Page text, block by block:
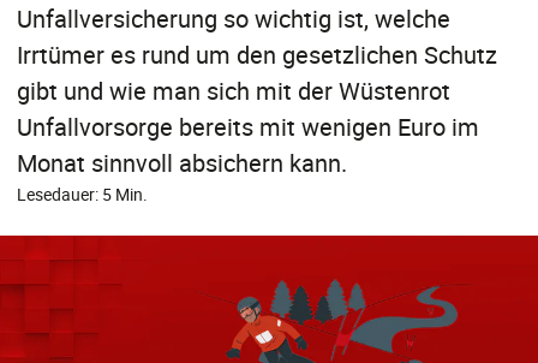
Unfallversicherung so wichtig ist, welche
Irrtümer es rund um den gesetzlichen Schutz
gibt und wie man sich mit der Wüstenrot
Unfallvorsorge bereits mit wenigen Euro im
Monat sinnvoll absichern kann.
Lesedauer: 5 Min.